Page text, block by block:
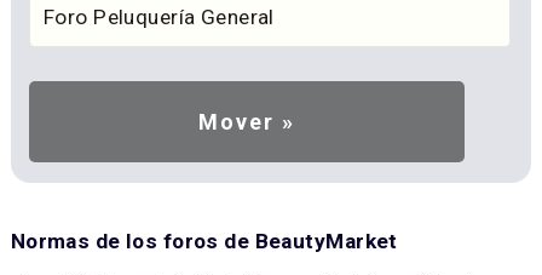
Normas de los foros de BeautyMarket